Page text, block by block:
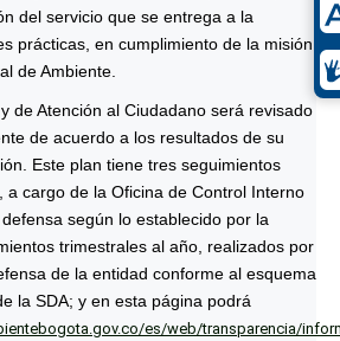
del servicio que se entrega a la
prácticas, en cumplimiento de la misión
de Ambiente.
de Atención al Ciudadano será revisado
de acuerdo a los resultados de su
Este plan tiene tres seguimientos
a cargo de la Oficina de Control Interno
según lo establecido por la
trimestrales al año, realizados por
de la entidad conforme al esquema
la SDA; y en esta página podrá
es/web/transparencia/